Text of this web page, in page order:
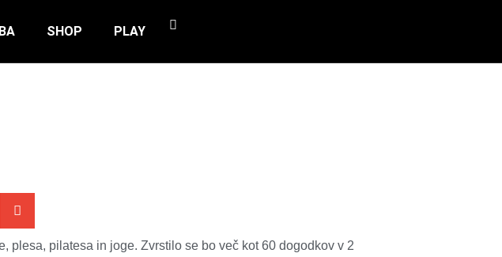
SHOP PLAY
plesa, pilatesa in joge. Zvrstilo se bo več kot 60 dogodkov v 2